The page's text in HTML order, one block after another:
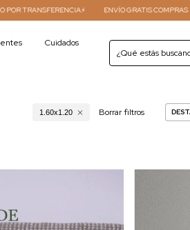
ENVÍO GRATIS COMPRAS +450.000 ARS 🎁 3 & 6
Cuidados
1.60x1.20 Borrar filtros